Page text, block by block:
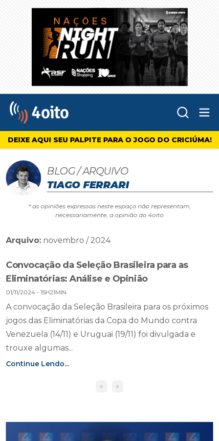
4oito
DEIXE AQUI SEU PALPITE PARA O JOGO DO CRICIÚMA!
BLOG / ARQUIVO
TIAGO FERRARI
* as opiniões expressas neste espaço não representam,
necessariamente, a opinião do 4oito
Arquivo: novembro / 2024
Convocação da Seleção Brasileira para as
Eliminatórias: Análise e Opinião
01/11/2024 - 15H21MIN
A convocação da Seleção Brasileira para os próximos
jogos das Eliminatórias da Copa do Mundo contra
Venezuela (14/11) e Uruguai (19/11) foi divulgada e
trouxe algumas...
Continue Lendo...
« »